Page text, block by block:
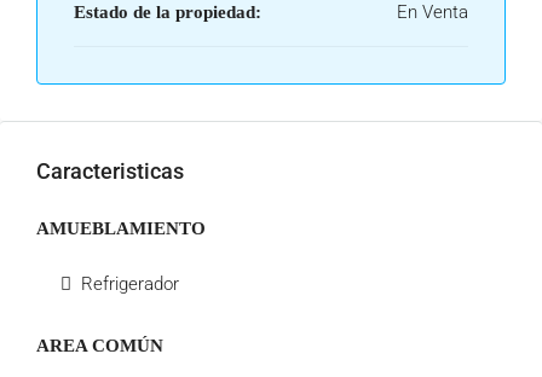
Estado de la propiedad: En Venta
Caracteristicas
AMUEBLAMIENTO
Refrigerador
AREA COMÚN